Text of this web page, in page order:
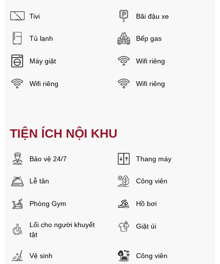
Tivi Bãi đậu xe
Tủ lạnh Bếp gas
Máy giặt Wifi riêng
Wifi riêng Wifi riêng
TIỆN ÍCH NỘI KHU
Bảo vệ 24/7 Thang máy
Lễ tân Công viên
Phòng Gym Hồ bơi
Lối cho người khuyết
tật
Giặt ủi
Vệ sinh Công viên